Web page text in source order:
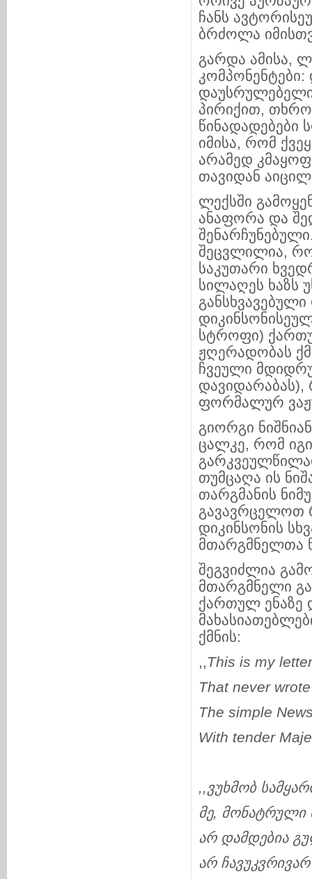
ჩანს
ბრძოლა
გარდა ამისა,
კომპონენტები:
პირიქით,
წინადადებები
იმისა, რომ
არამედ
თავიდან
ლექსში
ანაფორა და
შეცვლილია,
საკუთარი
სილაღეს ხაზს
სტროფი)
ჟღერადობას
ჩვეული
დავიდარაბას),
ფორმალურ
გიორგი
ცალკე, რომ
თუმცაღა ის
თარგმანის
გავავრცელოთ
დიკინსონის
მთარგმნელთა
შეგვიძლია
მთარგმნელი
ქართულ ენაზე
ქმნის:
,,This is my
That never
The simple
With tender
,,ვუხმობ
მე, მონატრული
არ დამდებია
არ ჩავუკვრივარ